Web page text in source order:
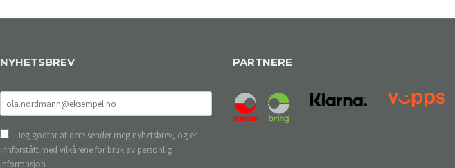
NYHETSBREV
Jeg godtar at dere sender meg nyhetsbrev, og er
innforstått med vilkårene for bruk av personlig
informasjon
PARTNERE